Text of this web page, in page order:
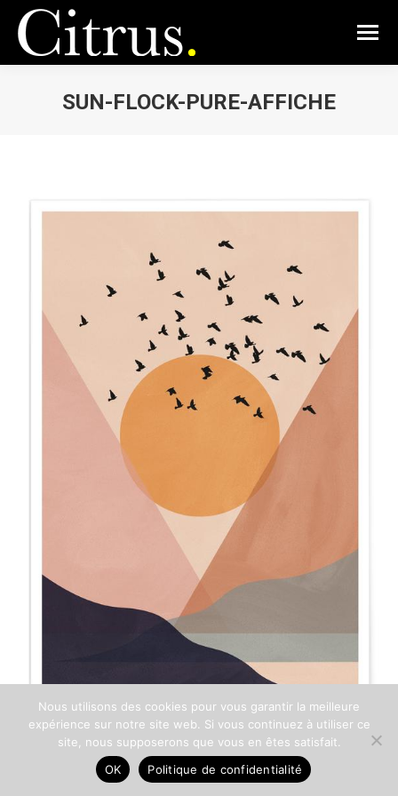
SUN-FLOCK-PURE-AFFICHE
Nous utilisons des cookies pour vous garantir la meilleure
expérience sur notre site web. Si vous continuez à utiliser ce
site, nous supposerons que vous en êtes satisfait.
OK
Politique de confidentialité